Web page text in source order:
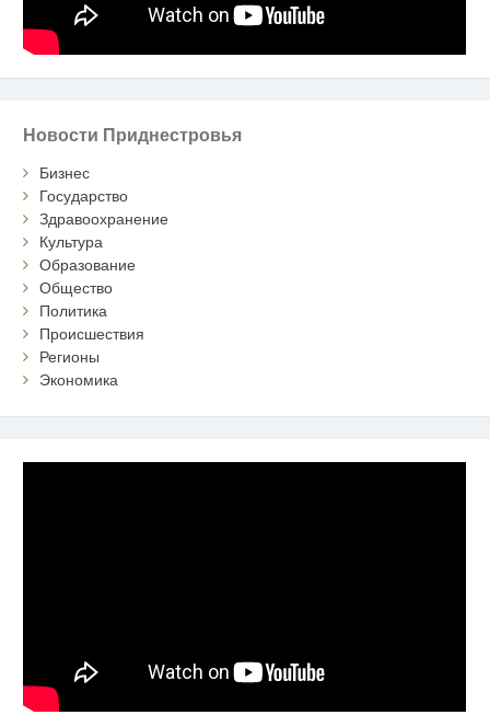
Новости Приднестровья
Бизнес
Государство
Здравоохранение
Культура
Образование
Общество
Политика
Происшествия
Регионы
Экономика